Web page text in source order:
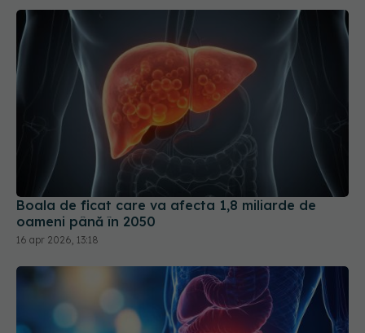
Boala de ficat care va afecta 1,8 miliarde de
oameni până în 2050
16 apr 2026, 13:18